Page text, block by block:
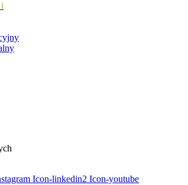
i
Icon-linkedin2 Icon-youtube